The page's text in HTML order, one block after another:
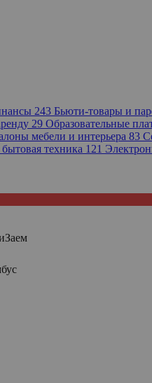
243 Бьюти-товары и
29 Образовательные
мебели и интерьера 83
техника 121